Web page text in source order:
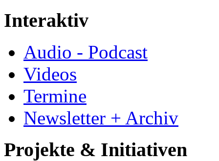
Interaktiv
Audio - Podcast
Videos
Termine
Newsletter + Archiv
Projekte & Initiativen